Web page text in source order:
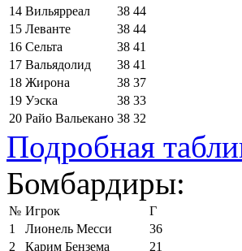
14 Вильярреал 38 44
15 Леванте 38 44
16 Сельта 38 41
17 Вальядолид 38 41
18 Жирона 38 37
19 Уэска 38 33
20 Райо Вальекано 38 32
Подробная
Бомбардиры:
№ Игрок
Г
1
Лионель Месси
36
2
Карим Бензема
21